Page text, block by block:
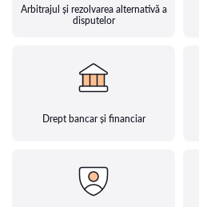
Arbitrajul și rezolvarea alternativă a
disputelor
Drept bancar și financiar